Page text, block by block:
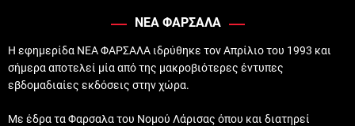
ΝΕΑ ΦΑΡΣΑΛΑ
Η εφημερίδα ΝΕΑ ΦΑΡΣΑΛΑ ιδρύθηκε τον Απρίλιο του 1993 και
σήμερα αποτελεί μία από της μακροβιότερες έντυπες
εβδομαδιαίες εκδόσεις στην χώρα.
Με έδρα τα Φαρσαλα του Νομού Λάρισας όπου και διατηρεί